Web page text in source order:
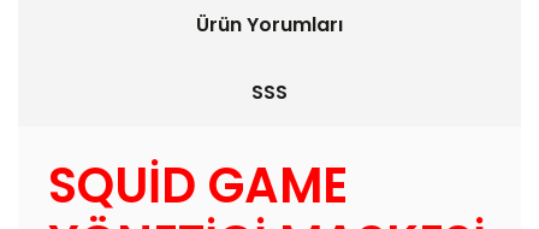
Ürün Yorumları
SSS
SQUİD GAME